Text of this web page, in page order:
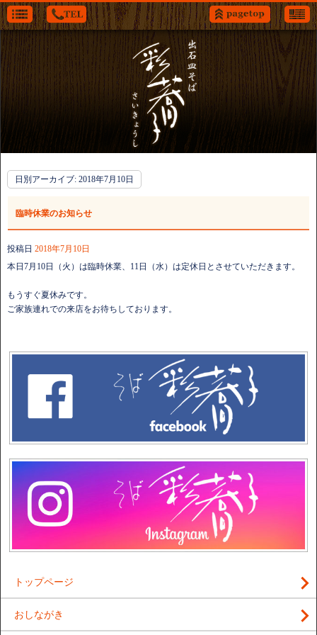
日別アーカイブ: 2018年7月10日
臨時休業のお知らせ
投稿日 2018年7月10日
本日7月10日（火）は臨時休業、11日（水）は定休日とさせていただきます。
もうすぐ夏休みです。
ご家族連れでの来店をお待ちしております。
トップページ
おしながき